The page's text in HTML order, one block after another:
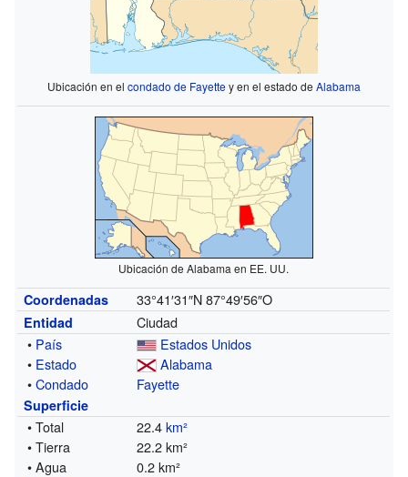
Ubicación en el condado de Fayettey en el estado de Alabama
Ubicación de Alabama en EE. UU.
Coordenadas 33°41′31″N 87°49′56″O
Entidad
Ciudad
• País
Estados Unidos
• Estado
Alabama
•Condado Fayette
Superficie
• Total 22.4km²
• Tierra
22.2 km²
• Agua
0.2 km²